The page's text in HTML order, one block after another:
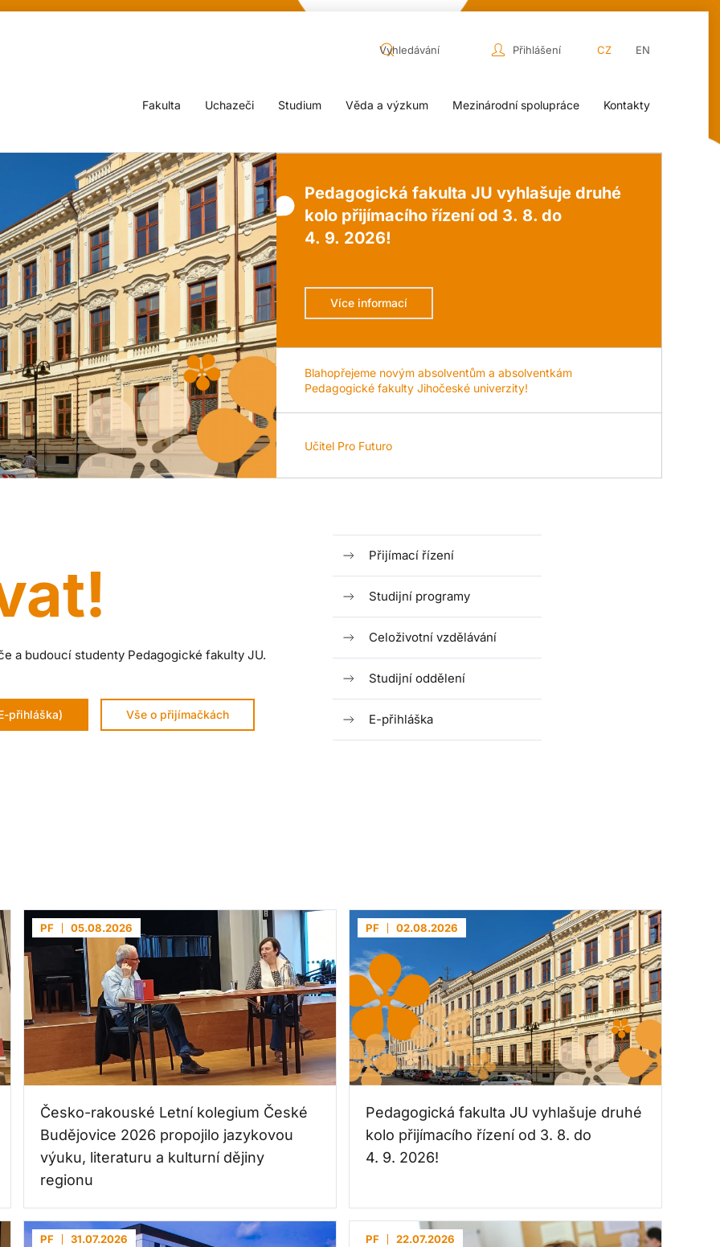
Přihlášení CZ EN
Fakulta Uchazeči Studium Věda a výzkum Mezinárodní spolupráce Kontakty
Pedagogická fakulta JU vyhlašuje druhé
kolo přijímacího řízení od 3. 8. do
4. 9. 2026!
Více informací
Blahopřejeme novým absolventům a absolventkám
Pedagogické fakulty Jihočeské univerzity!
Učitel Pro Futuro
a budoucí studenty Pedagogické fakulty JU.
přihláška) Vše o přijímačkách
Přijímací řízení
Studijní programy
Celoživotní vzdělávání
Studijní oddělení
E-přihláška
PF 05.08.2026
Česko-rakouské Letní kolegium České
Budějovice 2026 propojilo jazykovou
výuku, literaturu a kulturní dějiny
regionu
PF 02.08.2026
Pedagogická fakulta JU vyhlašuje druhé
kolo přijímacího řízení od 3. 8. do
4. 9. 2026!
PF 31.07.2026 PF 22.07.2026